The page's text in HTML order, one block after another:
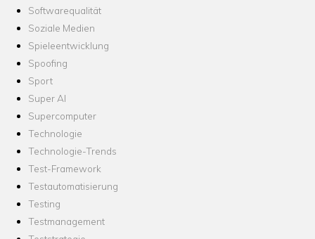
Softwarequalität
Soziale Medien
Spieleentwicklung
Spoofing
Sport
Super AI
Supercomputer
Technologie
Technologie-Trends
Test-Framework
Testautomatisierung
Testing
Testmanagement